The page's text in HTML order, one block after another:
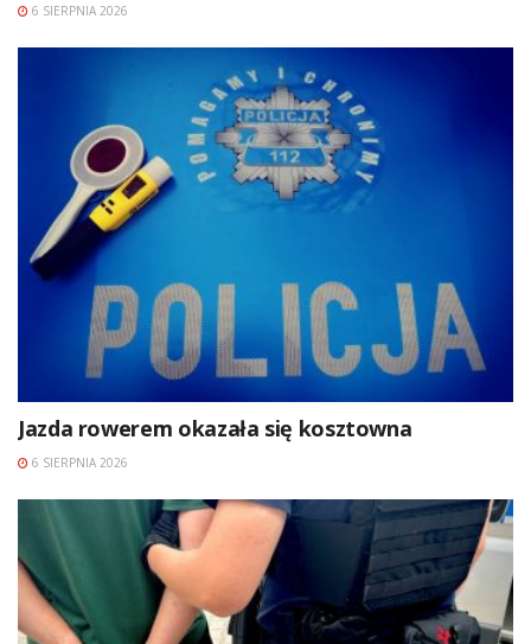
6 SIERPNIA 2026
Jazda rowerem okazała się kosztowna
6 SIERPNIA 2026